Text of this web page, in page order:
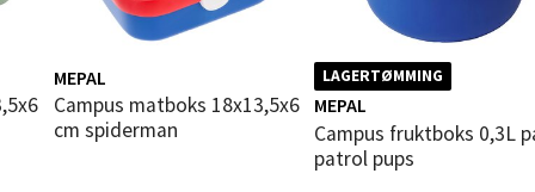
MEPAL
Campus matboks 18x13,5x6
cm spiderman
LAGERTØMMING
MEPAL
Campus fruktboks 0,3L paw
patrol pups
- Aunasenteret
Sunndalsvegen 3, 7340 Oppdal
dag 10-19